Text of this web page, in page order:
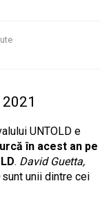
UNTOLD e
în acest an pe
. David Guetta,
sunt unii dintre cei